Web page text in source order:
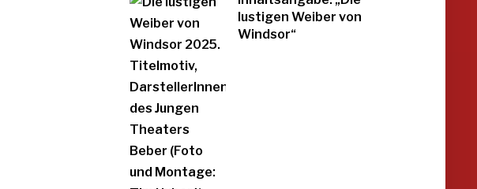
lustigen Weiber von
Windsor“